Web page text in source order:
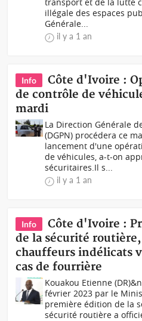
illégale des espaces
Générale...
il y a 1 an
Info
Côte d'Ivoire :
de contrôle de
mardi
La Direction Générale
(DGPN) procédera ce
lancement d'une
de véhicules, a-t-on
sécuritaires.Il s...
il y a 1 an
Info
Côte d'Ivoire :
de la sécurité routière,
chauffeurs indélicats
cas de fourrière
Kouakou Etienne
février 2023 par le
première édition de la
sécurité routière a